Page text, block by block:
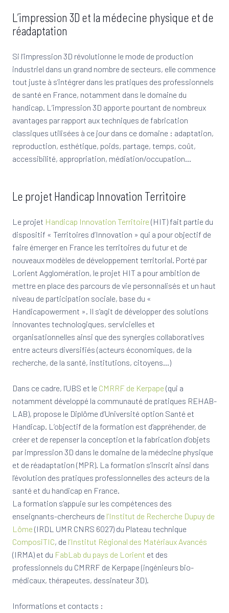
L’impression 3D et la médecine physique et de
réadaptation
Si l’impression 3D révolutionne le mode de production
industriel dans un grand nombre de secteurs, elle commence
tout juste à s’intégrer dans les pratiques des professionnels
de santé en France, notamment dans le domaine du
handicap. L’impression 3D apporte pourtant de nombreux
avantages par rapport aux techniques de fabrication
classiques utilisées à ce jour dans ce domaine : adaptation,
reproduction, esthétique, poids, partage, temps, coût,
accessibilité, appropriation, médiation/occupation…
Le projet Handicap Innovation Territoire
Le projet Handicap Innovation Territoire (HIT) fait partie du
dispositif « Territoires d’Innovation » qui a pour objectif de
faire émerger en France les territoires du futur et de
nouveaux modèles de développement territorial. Porté par
Lorient Agglomération, le projet HIT a pour ambition de
mettre en place des parcours de vie personnalisés et un haut
niveau de participation sociale, base du «
Handicapowerment ». Il s’agit de développer des solutions
innovantes technologiques, servicielles et
organisationnelles ainsi que des synergies collaboratives
entre acteurs diversifiés (acteurs économiques, de la
recherche, de la santé, institutions, citoyens…)
Dans ce cadre, l’UBS et le CMRRF de Kerpape (qui a
notamment développé la communauté de pratiques REHAB-
LAB), propose le Diplôme d’Université option Santé et
Handicap. L’objectif de la formation est d’appréhender, de
créer et de repenser la conception et la fabrication d’objets
par impression 3D dans le domaine de la médecine physique
et de réadaptation (MPR). La formation s’inscrit ainsi dans
l’évolution des pratiques professionnelles des acteurs de la
santé et du handicap en France.
La formation s’appuie sur les compétences des
enseignants-chercheurs de l’Institut de Recherche Dupuy de
Lôme (IRDL UMR CNRS 6027) du Plateau technique
ComposiTIC, de l’Institut Régional des Matériaux Avancés
(IRMA) et du FabLab du pays de Lorient et des
professionnels du CMRRF de Kerpape (ingénieurs bio-
médicaux, thérapeutes, dessinateur 3D).
Informations et contacts :